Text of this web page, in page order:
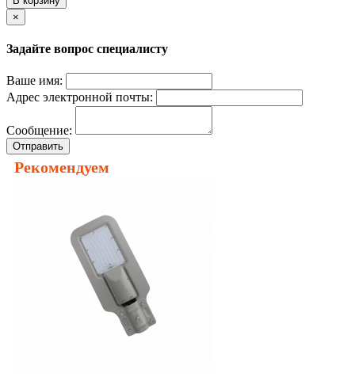
×
Задайте вопрос специалисту
Ваше имя:
Адрес электронной почты:
Сообщение:
Отправить
Рекомендуем